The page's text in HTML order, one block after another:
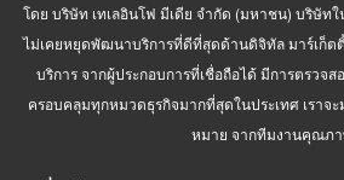
โดย บริษัท เทเลอินโฟ มีเดีย จำกัด (มหาชน) บริษัทใ
ไม่เคยหยุดพัฒนาบริการที่ดีที่สุดด้านดิจิทัล มาร์เก็ต
บริการ จากผู้ประกอบการที่เชื่อถือได้ มีการตรวจ
ครอบคลุมทุกหมวดธุรกิจมากที่สุดในประเทศ เราจ
หมาย จากทีมงานคุณภ